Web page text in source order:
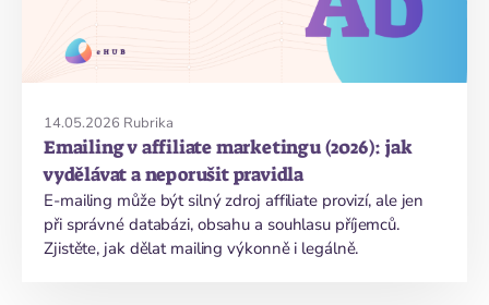
14.05.2026 Rubrika
Emailing v affiliate marketingu (2026): jak
vydělávat a neporušit pravidla
E-mailing může být silný zdroj affiliate provizí, ale jen
při správné databázi, obsahu a souhlasu příjemců.
Zjistěte, jak dělat mailing výkonně i legálně.